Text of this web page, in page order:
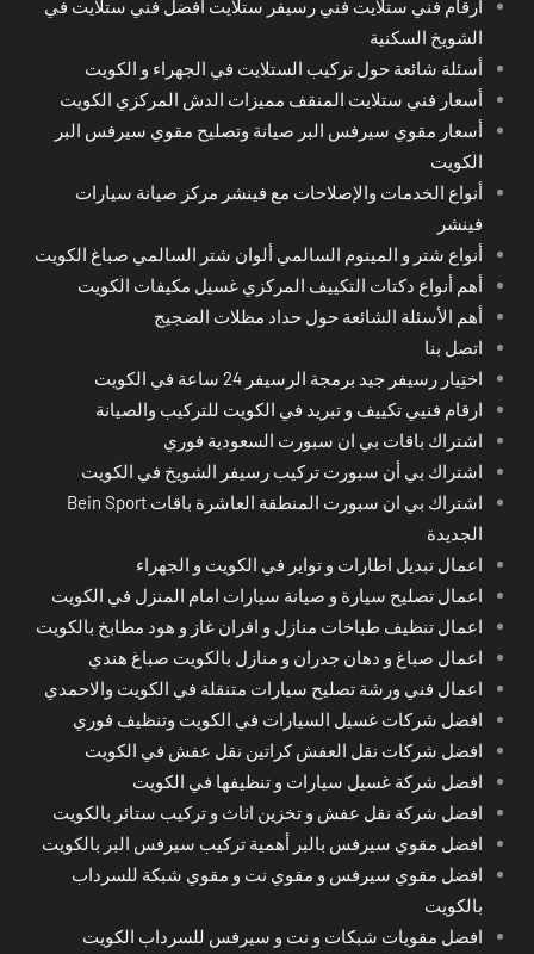
أرقام فني ستلايت فني رسيفر ستلايت أفضل فني ستلايت في
الشويخ السكنية
أسئلة شائعة حول تركيب الستلايت في الجهراء و الكويت
أسعار فني ستلايت المنقف مميزات الدش المركزي الكويت
أسعار مقوي سيرفس البر صيانة وتصليح مقوي سيرفس البر
الكويت
أنواع الخدمات والإصلاحات مع فينشر مركز صيانة سيارات
فينشر
أنواع شتر و المينوم السالمي ألوان شتر السالمي صباغ الكويت
أهم أنواع دكتات التكييف المركزي غسيل مكيفات الكويت
أهم الأسئلة الشائعة حول حداد مظلات الضجيج
اتصل بنا
اختِيار رسيفر جيد برمجة الرسيفر 24 ساعة في الكويت
ارقام فنيي تكييف و تبريد في الكويت للتركيب والصيانة
اشتراك باقات بي ان سبورت السعودية فوري
اشتراك بي أن سبورت تركيب رسيفر الشويخ في الكويت
اشتراك بي ان سبورت المنطقة العاشرة باقات Bein Sport
الجديدة
اعمال تبديل اطارات و تواير في الكويت و الجهراء
اعمال تصليح سيارة و صيانة سيارات امام المنزل في الكويت
اعمال تنظيف طباخات منازل و افران غاز و هود مطابخ بالكويت
اعمال صباغ و دهان جدران و منازل بالكويت صباغ هندي
اعمال فني ورشة تصليح سيارات متنقلة في الكويت والاحمدي
افضل شركات غسيل السيارات في الكويت وتنظيف فوري
افضل شركات نقل العفش كراتين نقل عفش في الكويت
افضل شركة غسيل سيارات و تنظيفها في الكويت
افضل شركة نقل عفش و تخزين اثاث و تركيب ستائر بالكويت
افضل مقوي سيرفس بالبر أهمية تركيب سيرفس البر بالكويت
افضل مقوي سيرفس و مقوي نت و مقوي شبكة للسرداب
بالكويت
افضل مقويات شبكات و نت و سيرفس للسرداب الكويت